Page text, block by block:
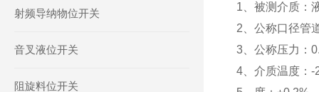
射频导纳物位开关
音叉液位开关
阻旋料位开关
1、被测介质：
2、公称口径管
3、公称压力：
4、介质温度